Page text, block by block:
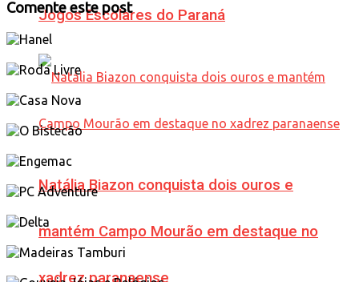
Jogos Escolares do Paraná
Natália Biazon conquista dois ouros e
mantém Campo Mourão em destaque no
xadrez paranaense
Comente este post